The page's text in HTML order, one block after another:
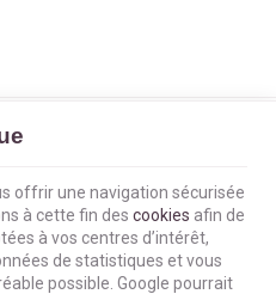
|
, accélérateur d'e-commerce pour
offrir une navigation sécurisée
à cette fin des cookies afin de
à vos centres d’intérêt,
de statistiques et vous
possible. Google pourrait